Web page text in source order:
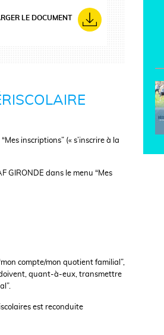
LE DOCUMENT
inscriptions” (« s’inscrire à la
GIRONDE dans le menu “Mes
compte/mon quotient familial”,
quant-à-eux, transmettre
est reconduite